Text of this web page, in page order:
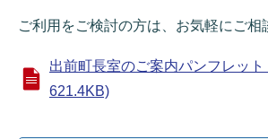
ご利用をご検討の方は、お気軽にご相
出前町長室のご案内パンフレッ
621.4KB)